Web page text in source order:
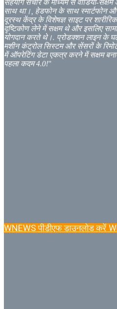
सहयोग संचार के माध्यम से वीडियो-
साथ था।, हेडफोन के साथ स्मार्टफोन
दूरस्थ केंद्र के विशेषज्ञ साइट पर
दृष्टिकोण लेने में सक्षम थे और इसलिए
योगदान करते थे।. प्रोडक्शन लाइन के
मशीन कंट्रोल सिस्टम और सेंसरों के
में ऑपरेटिंग डेटा एकत्र करने में सक्षम
पहला कदम 4.0!"
WNEWS पीडीएफ डाउनलोड करें